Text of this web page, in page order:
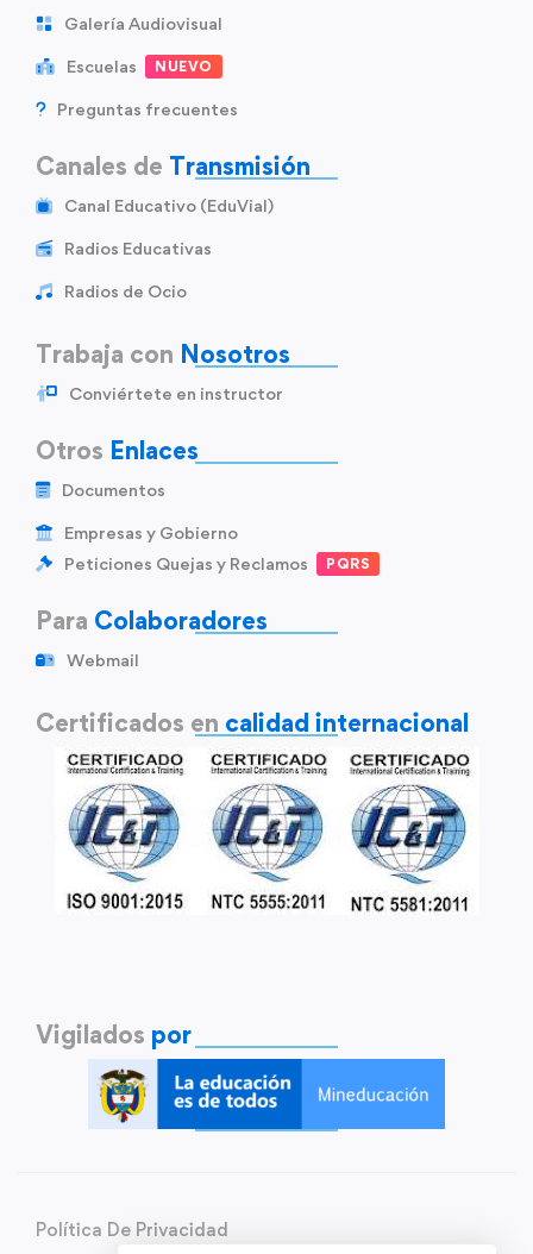
Galería Audiovisual
Escuelas NUEVO
Preguntas frecuentes
Canales de Transmisión
Canal Educativo (EduVial)
Radios Educativas
Radios de Ocio
Trabaja con Nosotros
Conviértete en instructor
Otros Enlaces
Documentos
Empresas y Gobierno
Peticiones Quejas y Reclamos
PQRS
Para Colaboradores
Webmail
Certificados en calidad internacional
Vigilados por
Política De Privacidad